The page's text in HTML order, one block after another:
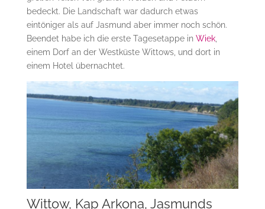
bedeckt. Die Landschaft war dadurch etwas
eintöniger als auf Jasmund aber immer noch schön.
Beendet habe ich die erste Tagesetappe in Wiek,
einem Dorf an der Westküste Wittows, und dort in
einem Hotel übernachtet.
Wittow, Kap Arkona, Jasmunds